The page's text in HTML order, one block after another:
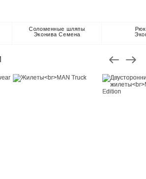
Соломенные шляпы
Эконива Семена